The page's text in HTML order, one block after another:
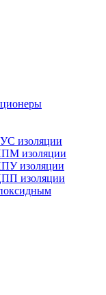
изоляции
изоляции
изоляции
изоляции